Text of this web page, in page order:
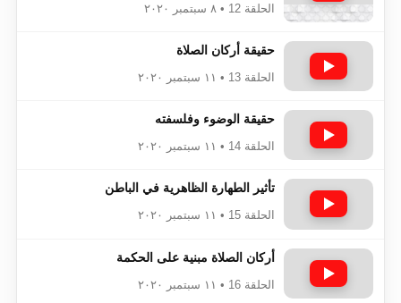
الحلقة 12 • ٨ سبتمبر ٢٠٢٠
حقيقة أركان الصلاة
الحلقة 13 • ١١ سبتمبر ٢٠٢٠
حقيقة الوضوء وفلسفته
الحلقة 14 • ١١ سبتمبر ٢٠٢٠
تأثير الطهارة الظاهرية في الباطن
الحلقة 15 • ١١ سبتمبر ٢٠٢٠
أركان الصلاة مبنية على الحكمة
الحلقة 16 • ١١ سبتمبر ٢٠٢٠